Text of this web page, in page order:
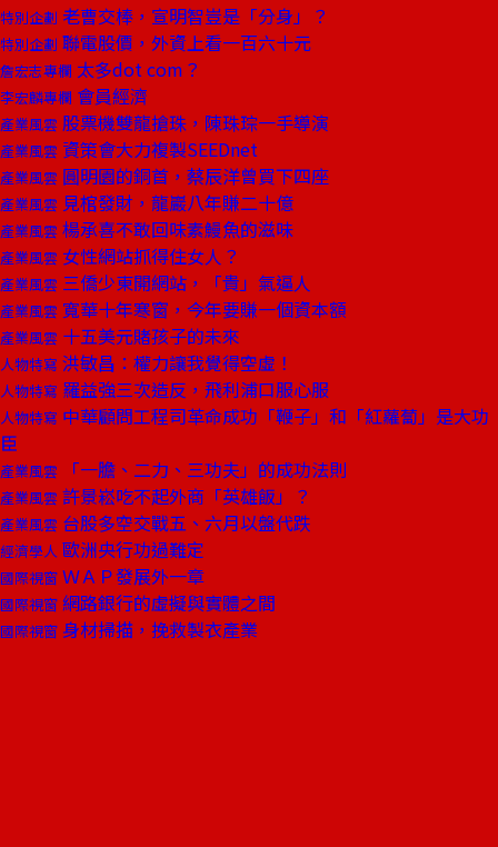
特別企劃 老曹交棒，宣明智豈是「分身」？
特別企劃 聯電股價，外資上看一百六十元
詹宏志專欄 太多dot com？
李宏麟專欄 會員經濟
產業風雲 股票機雙龍搶珠，陳珠琮一手導演
產業風雲 資策會大力複製SEEDnet
產業風雲 圓明園的銅首，蔡辰洋曾買下四座
產業風雲 見棺發財，龍巖八年賺二十億
產業風雲 楊承喜不敢回味素鰻魚的滋味
產業風雲 女性網站抓得住女人？
產業風雲 三僑少東開網站，「貴」氣逼人
產業風雲 寬華十年寒窗，今年要賺一個資本額
產業風雲 十五美元賭孩子的未來
人物特寫 洪敏昌：權力讓我覺得空虛！
人物特寫 羅益強三次造反，飛利浦口服心服
人物特寫 中華顧問工程司革命成功「鞭子」和「紅蘿蔔」是大功
臣
產業風雲 「一膽、二力、三功夫」的成功法則
產業風雲 許景崧吃不起外商「英雄飯」？
產業風雲 台股多空交戰五、六月以盤代跌
經濟學人 歐洲央行功過難定
國際視窗 ＷＡＰ發展外一章
國際視窗 網路銀行的虛擬與實體之間
國際視窗 身材掃描，挽救製衣產業